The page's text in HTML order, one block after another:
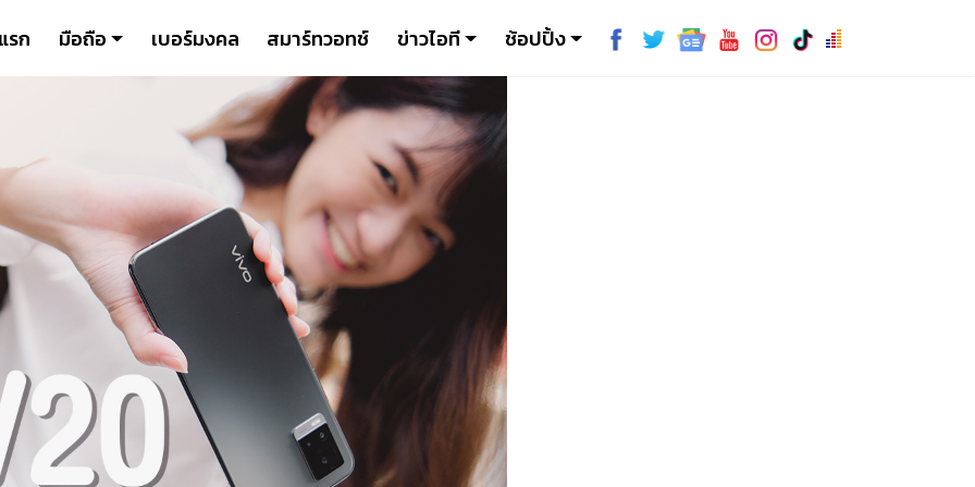
รก มือถือ เบอร์มงคล สมาร์ทวอทช์ ข่าวไอที ช้อปปิ้ง